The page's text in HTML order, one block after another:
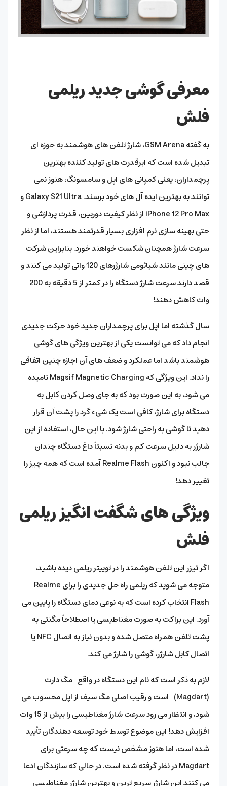
معرفی گوشی جدید ریلمی
فلش
به گفته GSM Arena، شارژ تلفن های هوشمند به حوزه ای
تبدیل شده است که ابرقدرت های تولید کننده بهترین
پرچمداران، یعنی کمپانی های اپل و سامسونگ، هنوز نمی
توانند به بهترین ایده آل های خود برسند. Galaxy S21 Ultra و
iPhone 12 Pro Max از نظر کیفیت دوربین، قدرت پردازشی و
حتی بهینه سازی نرم افزاری بسیار قدرتمند هستند، اما از نظر
سرعت شارژ همچنان شکست خواهند خورد. بنابراین شرکت
های چینی مانند شیائومی شارژرهای 120 واتی تولید می کنند و
قصد دارند سرعت شارژ دستگاه را در کمتر از 5 دقیقه به 200
وات کاهش دهند!
سال گذشته اما اپل برای پرچمداران جدید خود حرکت جدیدی
انجام داد که می توانست یکی از بهترین ویژگی های گوشی
هوشمند باشد اما عملکرد و ضعف های آن اجازه چنین اتفاقی
را نداد. این ویژگی که Magsif Magnetic Charging نامیده
می شود، به این صورت بود که به جای وصل کردن کابل به
دستگاه برای شارژ، کافی است یک شیء گرد را پشت آن قرار
دهید تا گوشی به راحتی شارژ شود. با این حال، استفاده از این
شارژر به دلیل سرعت کم و بدنه نسبتاً داغ دستگاه چندان
جالب نبود و اکنون Realme Flash آمده است که همه چیز را
تغییر دهد!
ویژگی های شگفت انگیز ریلمی
فلش
اگر تیزر این تلفن هوشمند را در توییتر ریلمی دیده باشید،
متوجه می شوید که ریلمی راه حل جدیدی را برای Realme
Flash انتخاب کرده است که به نوعی دمای دستگاه را پایین می
آورد. این براکت به صورت مغناطیسی یا اصطلاحاً مگنتی به
پشت تلفن همراه متصل شده و بدون نیاز به اتصال NFC یا
اتصال کابل شارژر، گوشی را شارژ می کند.
لازم به ذکر است که نام این دستگاه در واقع مگ دارت
(Magdart) است و رقیب اصلی مگ سیف از اپل محسوب می
شود، و انتظار می رود سرعت شارژ مغناطیسی را بیش از 15 وات
افزایش دهد! این موضوع توسط خود توسعه دهندگان تأیید
شده است، اما هنوز مشخص نیست که چه سرعتی برای
Magdart در نظر گرفته شده است. در حالی که سازندگان ادعا
می کنند این شارژر سریع ترین و بهترین شارژر مغناطیسی